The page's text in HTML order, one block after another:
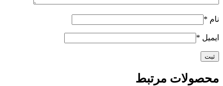
نام *
ایمیل *
محصولات مرتبط